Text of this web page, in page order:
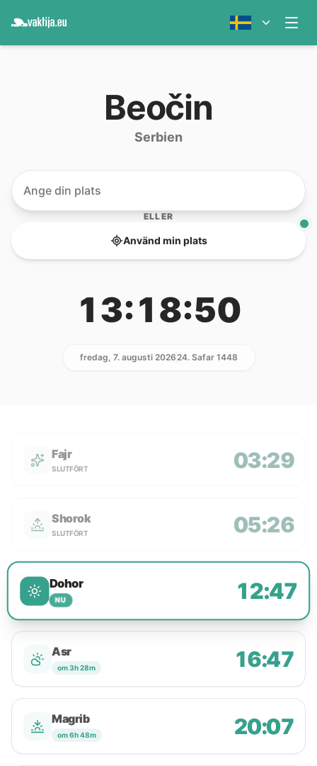
Beočin
Serbien
ELLER
Använd min plats
13:18:50
fredag, 7. augusti 202624. Safar 1448
Fajr
SLUTFÖRT 03:29
Shorok
SLUTFÖRT 05:26
Dohor
NU 12:47
Asr
om 3h 28m 16:47
Magrib
om 6h 48m 20:07